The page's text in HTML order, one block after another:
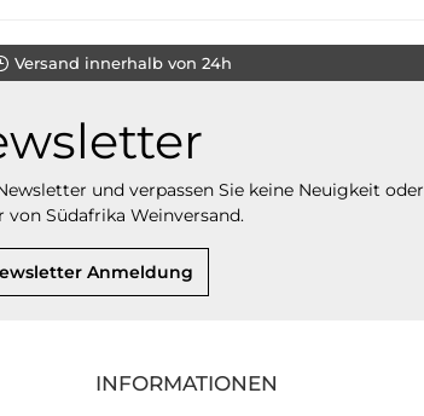
Versand innerhalb von 24h
und verpassen Sie keine Neuigkeit oder
Südafrika Weinversand.
Anmeldung
INFORMATIONEN